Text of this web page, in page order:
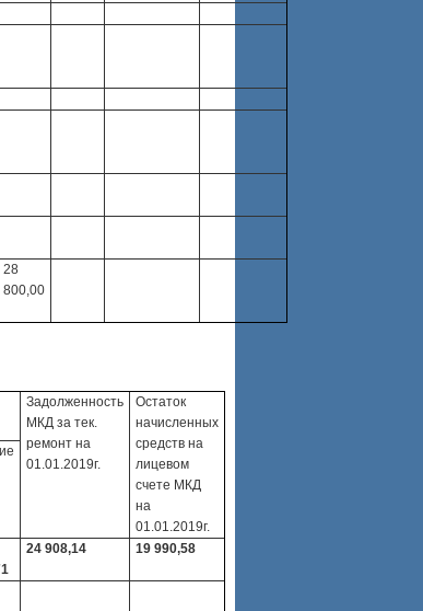
28
800,00
Задолженность
МКД за тек.
ремонт на
01.01.2019г.
Остаток
начисленных
средств на
лицевом
счете МКД
на
01.01.2019г.
24 908,14 19 990,58